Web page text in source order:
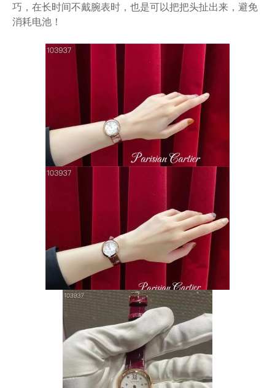
巧，在长时间不戴腕表时，也是可以把把头扯出来，避免
消耗电池！